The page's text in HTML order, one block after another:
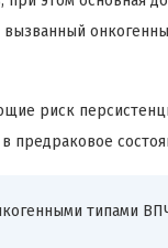
вызванный
риск
предраковое
типами